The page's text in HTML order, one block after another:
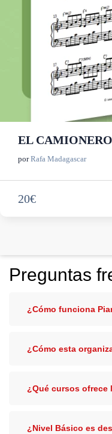
EL
porRafa Madagascar
20€
Preguntas
¿Cómo funciona
¿Cómo esta
¿Qué cursos ofrece
¿Nivel Básico es